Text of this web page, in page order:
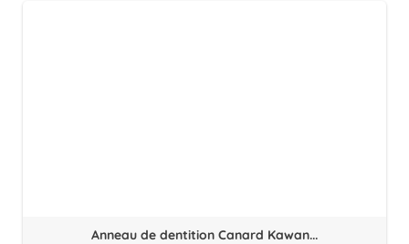
Anneau de dentition Canard Kawan...